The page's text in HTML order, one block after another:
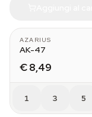
AZARIUS
AK-47
€ 8,49
1 3 5